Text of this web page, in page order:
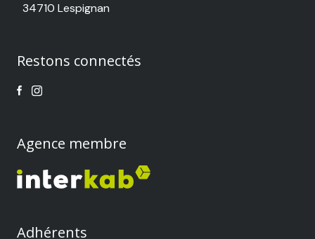
34710 Lespignan
Restons connectés
Agence membre
Adhérents